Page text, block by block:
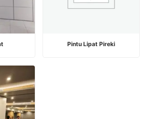
BACA SELENGKAPNYA
Pintu Lipat Pireki